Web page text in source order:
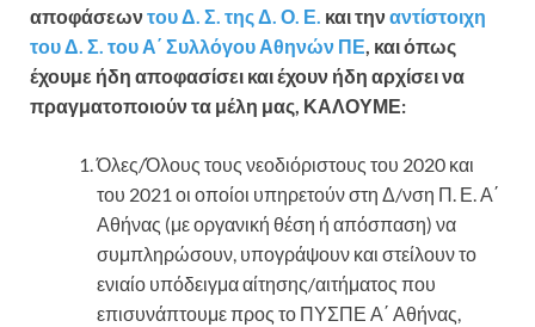
αποφάσεωντου Δ. Σ. της Δ. Ο. Ε. και τηναντίστοιχη
του Δ. Σ. του Α΄ Συλλόγου Αθηνών ΠΕ, και όπως
έχουμε ήδη αποφασίσει και έχουν ήδη αρχίσει να
πραγματοποιούν τα μέλη μας, ΚΑΛΟΥΜΕ:
Όλες/Όλους τους νεοδιόριστους του 2020 και
του 2021 οι οποίοι υπηρετούν στη Δ/νση Π. Ε. Α΄
Αθήνας (με οργανική θέση ή απόσπαση) να
συμπληρώσουν, υπογράψουν και στείλουν το
ενιαίο υπόδειγμα αίτησης/αιτήματος που
επισυνάπτουμε προς το ΠΥΣΠΕ Α΄ Αθήνας,